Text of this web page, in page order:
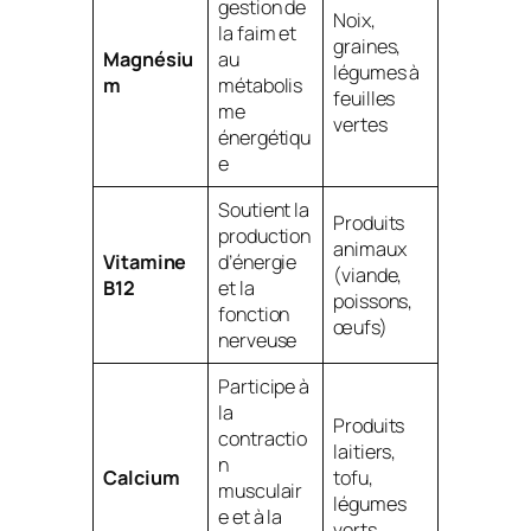
Magnésiu
m
gestion de
la faim et
au
métabolis
me
énergétiqu
e
Noix,
graines,
légumes à
feuilles
vertes
Vitamine
B12
Soutient la
production
d’énergie
et la
fonction
nerveuse
Produits
animaux
(viande,
poissons,
œufs)
Calcium
Participe à
la
contractio
n
musculair
e et à la
Produits
laitiers,
tofu,
légumes